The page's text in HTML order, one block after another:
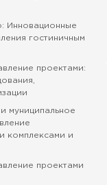
Инновационные
гостиничным
проектами:
муниципальное
комплексами и
проектами